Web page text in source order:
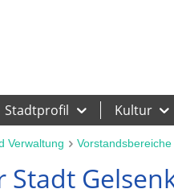
Stadtprofil Kultur
Verwaltung
Stadt